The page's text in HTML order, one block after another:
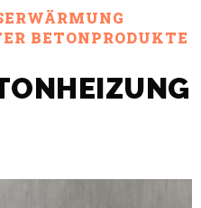
BETONPRODUKTE